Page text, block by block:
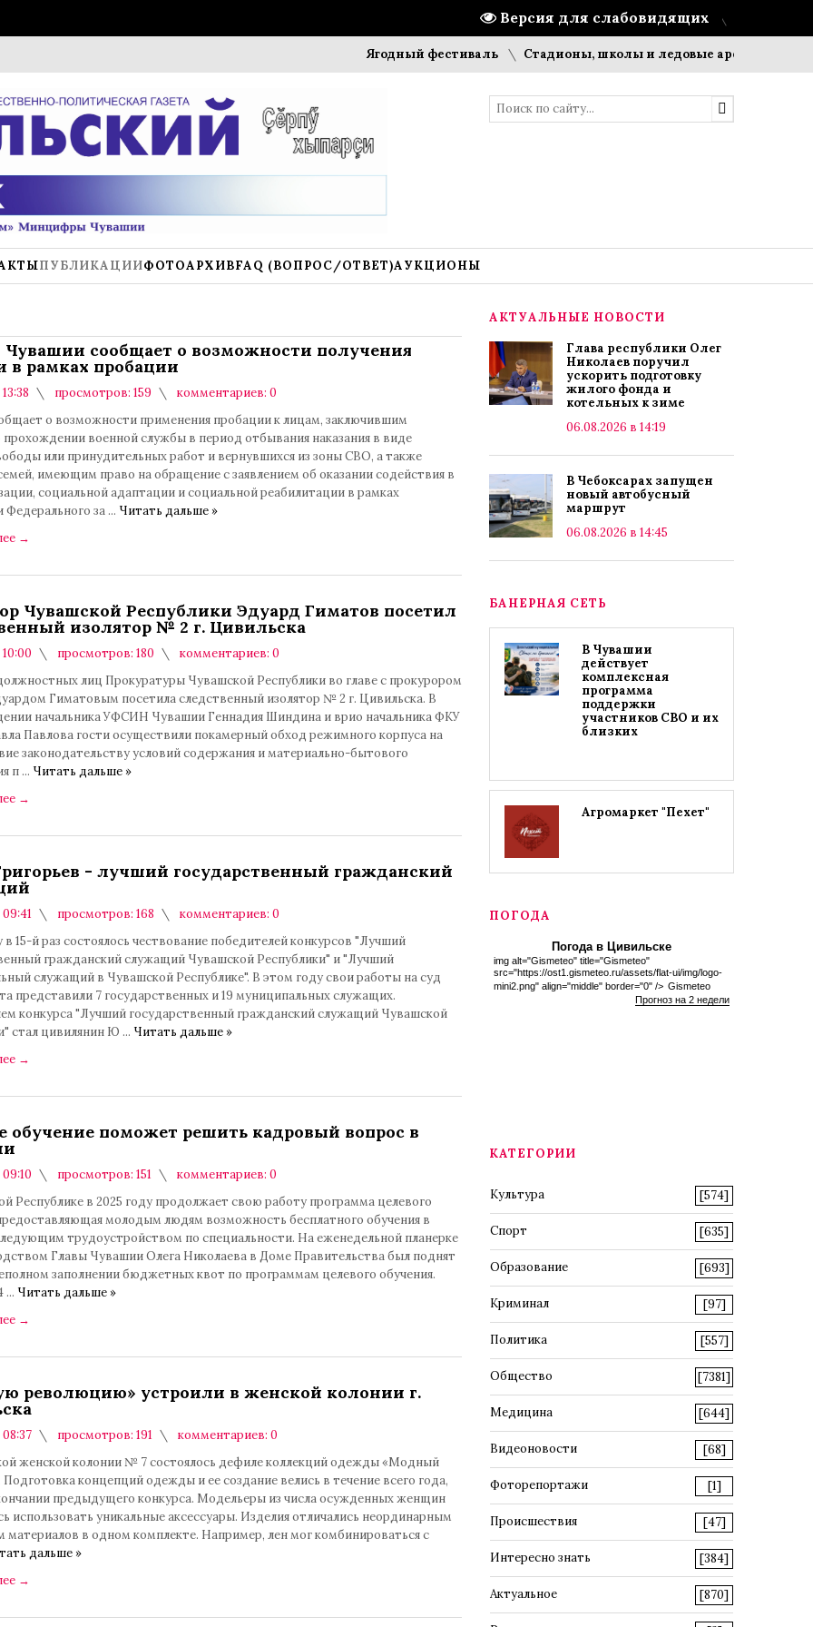
Версия для слабовидящих
Ягодный фестиваль Стадионы, школы и ледовые арены: что строит
ПУБЛИКАЦИИФОТОАРХИВFAQ (ВОПРОС/ОТВЕТ)АУКЦИОНЫ
сообщает о возможности получения
в рамках пробации
просмотров: 159
комментариев: 0
о возможности применения пробации к лицам, заключившим
прохождении военной службы в период отбывания наказания в виде
или принудительных работ и вернувшихся из зоны СВО, а также
имеющим право на обращение с заявлением об оказании содействия в
социальной адаптации и социальной реабилитации в рамках
Федерального за ... Читать дальше »
→
Чувашской Республики Эдуард Гиматов посетил
изолятор № 2 г. Цивильска
10:00 просмотров: 180
комментариев: 0
лиц Прокуратуры Чувашской Республики во главе с прокурором
Гиматовым посетила следственный изолятор № 2 г. Цивильска. В
начальника УФСИН Чувашии Геннадия Шиндина и врио начальника ФКУ
Павлова гости осуществили покамерный обход режимного корпуса на
законодательству условий содержания и материально-бытового
п ... Читать дальше »
→
- лучший государственный гражданский
09:41 просмотров: 168
комментариев: 0
в 15-й раз состоялось чествование победителей конкурсов "Лучший
гражданский служащий Чувашской Республики" и "Лучший
служащий в Чувашской Республике". В этом году свои работы на суд
представили 7 государственных и 19 муниципальных служащих.
конкурса "Лучший государственный гражданский служащий Чувашской
стал цивилянин Ю ... Читать дальше »
→
обучение поможет решить кадровый вопрос в
09:10 просмотров: 151
комментариев: 0
Республике в 2025 году продолжает свою работу программа целевого
молодым людям возможность бесплатного обучения в
трудоустройством по специальности. На еженедельной планерке
Главы Чувашии Олега Николаева в Доме Правительства был поднят
заполнении бюджетных квот по программам целевого обучения.
... Читать дальше »
→
революцию» устроили в женской колонии г.
08:37 просмотров: 191
комментариев: 0
женской колонии № 7 состоялось дефиле коллекций одежды «Модный
Подготовка концепций одежды и ее создание велись в течение всего года,
предыдущего конкурса. Модельеры из числа осужденных женщин
использовать уникальные аксессуары. Изделия отличались неординарным
материалов в одном комплекте. Например, лен мог комбинироваться с
дальше »
→
АКТУАЛЬНЫЕ НОВОСТИ
Глава республики Олег
Николаев поручил
ускорить подготовку
жилого фонда и
котельных к зиме
06.08.2026 в 14:19
В Чебоксарах запущен
новый автобусный
маршрут
06.08.2026 в 14:45
БАНЕРНАЯ СЕТЬ
В Чувашии
действует
комплексная
программа
поддержки
участников СВО и их
близких
Агромаркет "Пехет"
ПОГОДА
Погода в Цивильске
img alt="Gismeteo" title="Gismeteo"
src="https://ost1.gismeteo.ru/assets/flat-ui/img/logo-
mini2.png" align="middle" border="0" /> Gismeteo
Прогноз на 2 недели
КАТЕГОРИИ
Культура [574]
Спорт [635]
Образование [693]
Криминал [97]
Политика [557]
Общество [7381]
Медицина [644]
Видеоновости [68]
Фоторепортажи [1]
Происшествия [47]
Интересно знать [384]
Актуальное [870]